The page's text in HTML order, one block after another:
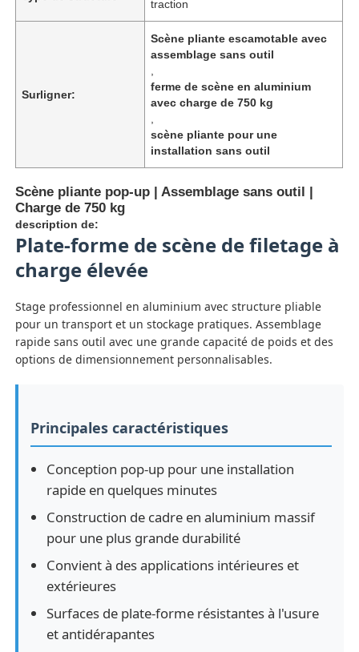
Maison
traction
Surligner:
Scène pliante escamotable avec
assemblage sans outil
ferme de scène en aluminium
avec charge de 750 kg
scène pliante pour une
installation sans outil
Scène pliante pop-up | Assemblage sans outil |
Charge de 750 kg
description de:
Plate-forme de scène de filetage à
charge élevée
Stage professionnel en aluminium avec structure pliable
pour un transport et un stockage pratiques. Assemblage
rapide sans outil avec une grande capacité de poids et des
options de dimensionnement personnalisables.
Principales caractéristiques
Conception pop-up pour une installation
rapide en quelques minutes
Construction de cadre en aluminium massif
pour une plus grande durabilité
Convient à des applications intérieures et
extérieures
Surfaces de plate-forme résistantes à l'usure
et antidérapantes